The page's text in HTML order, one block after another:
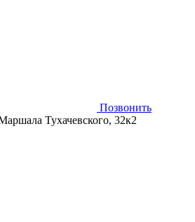
Позвонить
Тухачевского, 32к2